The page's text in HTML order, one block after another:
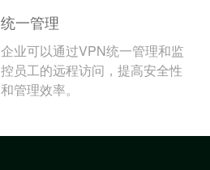
统一管理
企业可以通过VPN统一管理和监
控员工的远程访问，提高安全性
和管理效率。